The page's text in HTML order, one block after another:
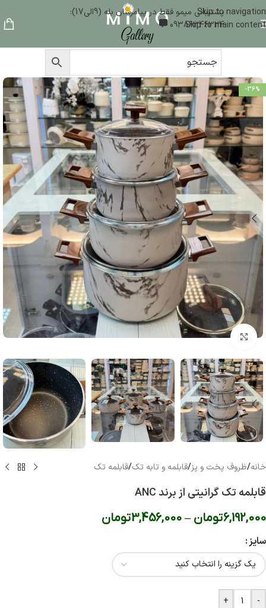
Skip to navigation
Skip to main content
پشتیبانی میمو فقط در پیامرسان بله (9الی17):
09386346324
-36%
بزرگنمایی تصویر
خانه/ظروف پخت و پز/قابلمه و تابه تک/قابلمه تک
قابلمه تک گرانیتی از برند ANC
6,192,000تومان –
3,456,000تومان
سایز
-
+